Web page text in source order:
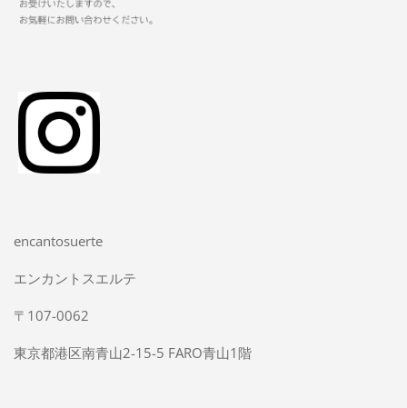
encantosuerte
エンカントスエルテ
〒107-0062
東京都港区南青山2-15-5 FARO青山1階